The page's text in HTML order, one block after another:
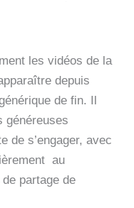
les vidéos de la
depuis
de fin. Il
généreuses
de s’engager, avec
au
partage de